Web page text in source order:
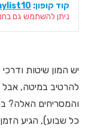
קוד קופון:
ניתן להשתמש גם
יש המון שיטות
להרטיב במיטה,
והמסריחים האלה?
כל שבוע), הגיע